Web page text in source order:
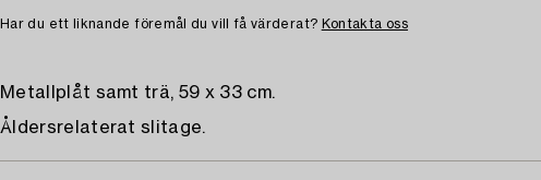
Har du ett liknande föremål du vill få värderat? Kontakta oss
Metallplåt samt trä, 59 x 33 cm.
Åldersrelaterat slitage.